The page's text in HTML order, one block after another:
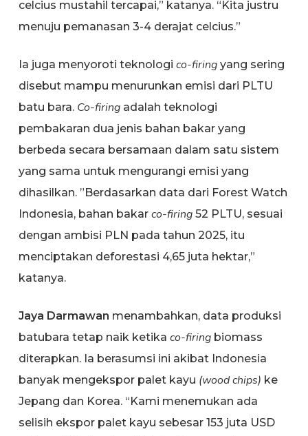
celcius mustahil tercapai,” katanya. “Kita justru
menuju pemanasan 3-4 derajat celcius.”
Ia juga menyoroti teknologi co-firingyang sering
disebut mampu menurunkan emisi dari PLTU
batu bara. Co-firing adalah teknologi
pembakaran dua jenis bahan bakar yang
berbeda secara bersamaan dalam satu sistem
yang sama untuk mengurangi emisi yang
dihasilkan. ”Berdasarkan data dari Forest Watch
Indonesia, bahan bakar co-firing52 PLTU, sesuai
dengan ambisi PLN pada tahun 2025, itu
menciptakan deforestasi 4,65 juta hektar,”
katanya.
Jaya Darmawan menambahkan, data produksi
batubara tetap naik ketika co-firingbiomass
diterapkan. Ia berasumsi ini akibat Indonesia
banyak mengekspor palet kayu (wood chips) ke
Jepang dan Korea. “Kami menemukan ada
selisih ekspor palet kayu sebesar 153 juta USD